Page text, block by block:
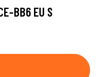
BB6 EU S